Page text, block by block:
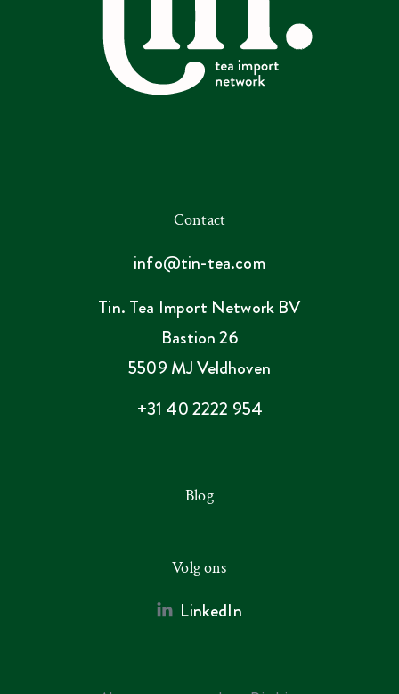
Contact
info@tin-tea.com
Tin. Tea Import Network BV
Bastion 26
5509 MJ Veldhoven
+31 40 2222 954
Blog
Volg ons
LinkedIn